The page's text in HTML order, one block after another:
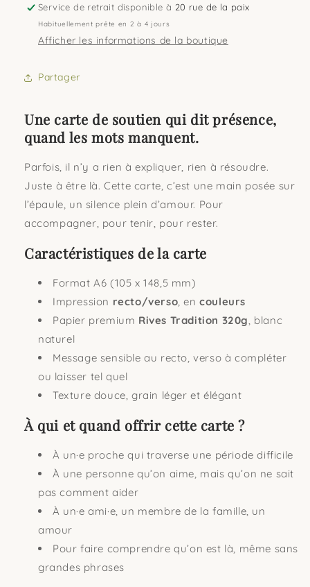
toujours
les
mots,
je
resterai
tant
qu&#39;il
faut&quot;
toujours
les
mots,
tant
qu&#39;il
faut&quot;
Service de retrait disponible à 20 rue de la paix
Habituellement prête en 2 à 4 jours
Afficher les informations de la boutique
Partager
Une carte de soutien qui dit présence,
quand les mots manquent.
Parfois, il n’y a rien à expliquer, rien à résoudre.
Juste à être là. Cette carte, c’est une main posée sur
l’épaule, un silence plein d’amour. Pour
accompagner, pour tenir, pour rester.
Caractéristiques de la carte
Format A6 (105 x 148,5 mm)
Impression recto/verso, encouleurs
Papier premium Rives Tradition 320g, blanc
naturel
Message sensible au recto, verso à compléter
ou laisser tel quel
Texture douce, grain léger et élégant
À qui et quand offrir cette carte ?
À un·e proche qui traverse une période difficile
À une personne qu’on aime, mais qu’on ne sait
pas comment aider
À un·e ami·e, un membre de la famille, un
amour
Pour faire comprendre qu’on est là, même sans
grandes phrases